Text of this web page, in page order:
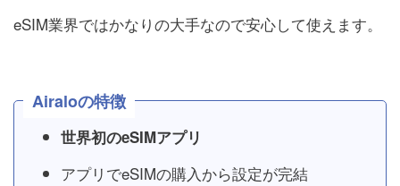
eSIM業界ではかなりの大手なので安心して使えます。
Airaloの特徴
世界初のeSIMアプリ
アプリでeSIMの購入から設定が完結